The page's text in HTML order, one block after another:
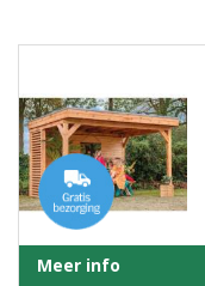
Meer info